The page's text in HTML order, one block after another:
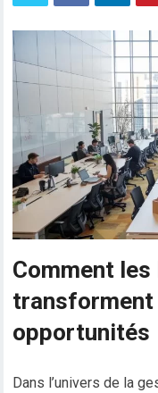
Comment
transforment
opportunités
Dans l’univers de la